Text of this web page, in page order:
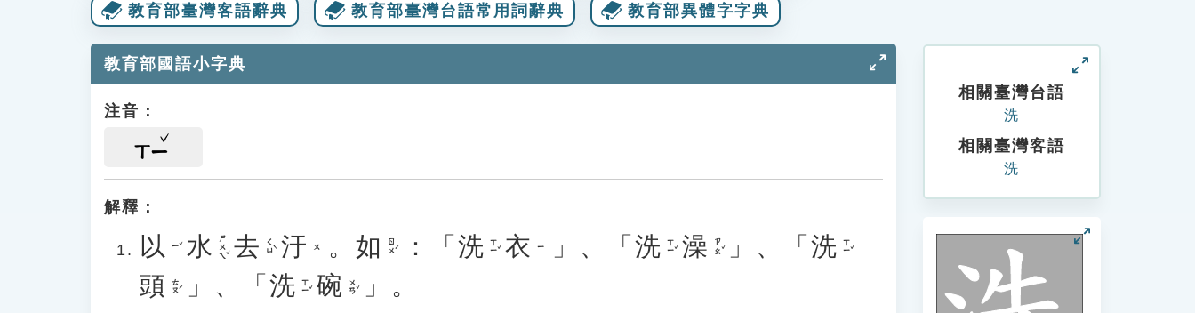
教育部臺灣客語辭典 教育部臺灣台語常用詞辭典 教育部異體字字典
教育部國語小字典
注音：
ㄒㄧ
解釋：
以 ㄧˇ 水 ㄕㄨㄟˇ 去 ㄑㄩˋ 汙 ㄨ 。 如 ㄖㄨˊ ：「 洗 ㄒㄧˇ 衣 ㄧ 」、「 洗 ㄒㄧˇ 澡 ㄗㄠˇ 」、「洗 ㄒㄧˇ
頭 ㄊㄡˊ 」、「 洗 ㄒㄧˇ 碗 ㄨㄢˇ
」。
相關臺灣台語
洗
相關臺灣客語
洗